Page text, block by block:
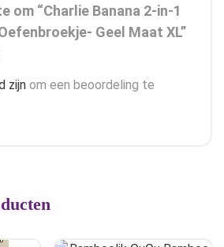
om “Charlie Banana 2-in-1
Geel Maat XL”
zijn om een beoordeling te